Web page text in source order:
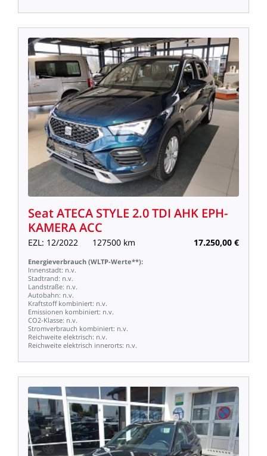
SeatATECA STYLE 2.0TDI AHK EPH-
KAMERAACC
EZL: 12/2022 127500 km 17.250,00 €
Energieverbrauch (WLTP-Werte**):
Innenstadt: n.v.
Stadtrand: n.v.
Landstraße: n.v.
Autobahn: n.v.
Kraftstoff kombiniert: n.v.
Emissionen kombiniert: n.v.
CO2-Klasse: n.v.
Stromverbrauch kombiniert: n.v.
Reichweite elektrisch: n.v.
Reichweite elektrisch innerorts: n.v.